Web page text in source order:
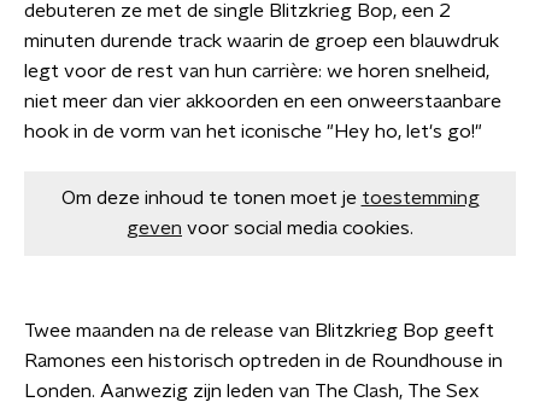
debuteren ze met de single Blitzkrieg Bop, een 2
minuten durende track waarin de groep een blauwdruk
legt voor de rest van hun carrière: we horen snelheid,
niet meer dan vier akkoorden en een onweerstaanbare
hook in de vorm van het iconische "Hey ho, let's go!"
Om deze inhoud te tonen moet je toestemming
geven voor social media cookies.
Twee maanden na de release van Blitzkrieg Bop geeft
Ramones een historisch optreden in de Roundhouse in
Londen. Aanwezig zijn leden van The Clash, The Sex